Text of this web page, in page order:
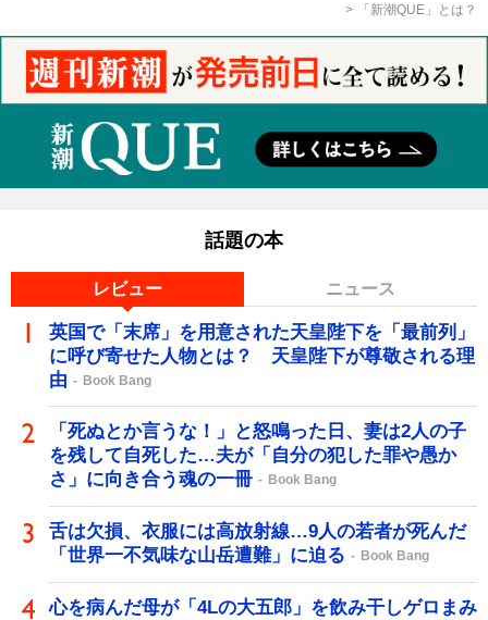
「新潮QUE」とは？
話題の本
レビュー ニュース
英国で「末席」を用意された天皇陛下を「最前列」
に呼び寄せた人物とは？ 天皇陛下が尊敬される理
由
Book Bang
「死ぬとか言うな！」と怒鳴った日、妻は2人の子
を残して自死した…夫が「自分の犯した罪や愚か
さ」に向き合う魂の一冊
Book Bang
舌は欠損、衣服には高放射線…9人の若者が死んだ
「世界一不気味な山岳遭難」に迫る
Book Bang
心を病んだ母が「4Lの大五郎」を飲み干しゲロまみ